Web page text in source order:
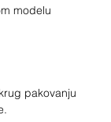
modelu
pakovanju